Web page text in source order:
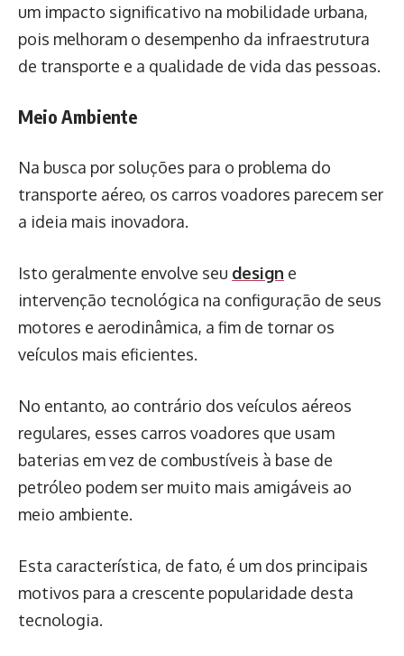
um impacto significativo na mobilidade urbana,
pois melhoram o desempenho da infraestrutura
de transporte e a qualidade de vida das pessoas.
Meio Ambiente
Na busca por soluções para o problema do
transporte aéreo, os carros voadores parecem ser
a ideia mais inovadora.
Isto geralmente envolve seu design e
intervenção tecnológica na configuração de seus
motores e aerodinâmica, a fim de tornar os
veículos mais eficientes.
No entanto, ao contrário dos veículos aéreos
regulares, esses carros voadores que usam
baterias em vez de combustíveis à base de
petróleo podem ser muito mais amigáveis ​​ao
meio ambiente.
Esta característica, de fato, é um dos principais
motivos para a crescente popularidade desta
tecnologia.